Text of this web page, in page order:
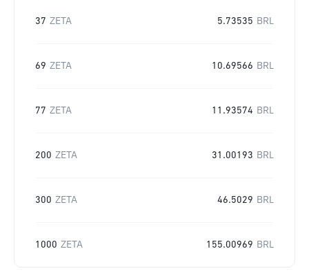
37 ZETA 5.73535 BRL
69 ZETA 10.69566 BRL
77 ZETA 11.93574 BRL
200 ZETA 31.00193 BRL
300 ZETA 46.5029 BRL
1000 ZETA 155.00969 BRL